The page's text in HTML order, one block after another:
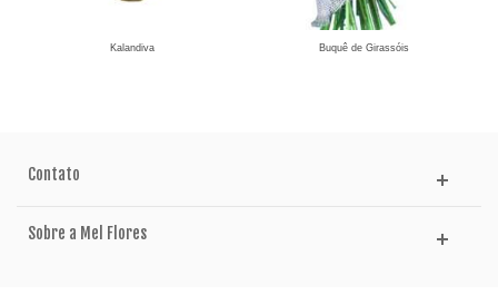
Kalandiva Buquê de Girassóis
Contato
Sobre a Mel Flores